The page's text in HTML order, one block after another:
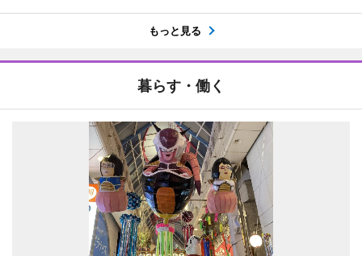
もっと見る
暮らす・働く